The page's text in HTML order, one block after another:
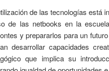
de las tecnologías está
de las netbooks en la
y prepararlos para un
desarrollar capacidades
que implica su